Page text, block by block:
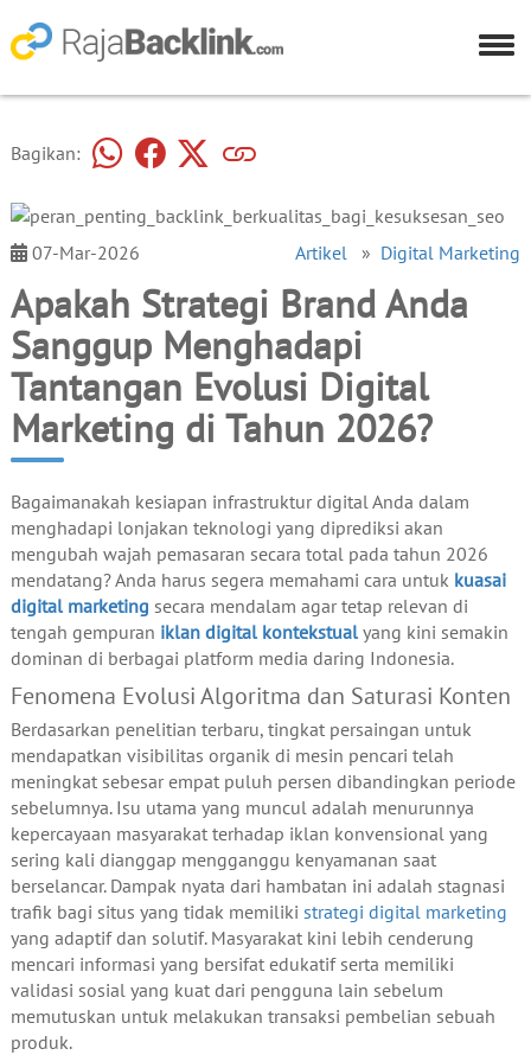
Bagikan:
07-Mar-2026 Artikel » Digital Marketing
Apakah Strategi Brand Anda
Sanggup Menghadapi
Tantangan Evolusi Digital
Marketing di Tahun 2026?
Bagaimanakah kesiapan infrastruktur digital Anda dalam
menghadapi lonjakan teknologi yang diprediksi akan
mengubah wajah pemasaran secara total pada tahun 2026
mendatang? Anda harus segera memahami cara untuk kuasai
digital marketing secara mendalam agar tetap relevan di
tengah gempuran iklan digital kontekstualyang kini semakin
dominan di berbagai platform media daring Indonesia.
Fenomena Evolusi Algoritma dan Saturasi Konten
Berdasarkan penelitian terbaru, tingkat persaingan untuk
mendapatkan visibilitas organik di mesin pencari telah
meningkat sebesar empat puluh persen dibandingkan periode
sebelumnya. Isu utama yang muncul adalah menurunnya
kepercayaan masyarakat terhadap iklan konvensional yang
sering kali dianggap mengganggu kenyamanan saat
berselancar. Dampak nyata dari hambatan ini adalah stagnasi
trafik bagi situs yang tidak memiliki strategi digital marketing
yang adaptif dan solutif. Masyarakat kini lebih cenderung
mencari informasi yang bersifat edukatif serta memiliki
validasi sosial yang kuat dari pengguna lain sebelum
memutuskan untuk melakukan transaksi pembelian sebuah
produk.